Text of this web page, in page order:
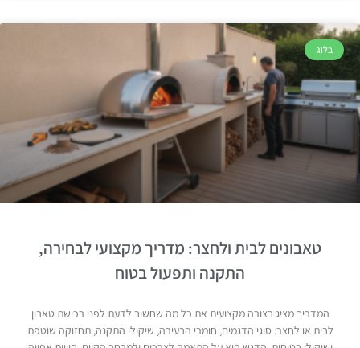
בלוג
טאבונים לבית ולחצר: מדריך מקצועי לבחירה,
התקנה ותפעול בטוח
המדריך מציג בצורה מקצועית את כל מה שחשוב לדעת לפני רכישת טאבון
לבית או לחצר: סוגי הדגמים, חומרי הבעירה, שיקולי התקנה, תחזוקה שוטפת